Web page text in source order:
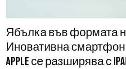
Ябълка във формата
Иновативна смартфон
Apple се разширява с